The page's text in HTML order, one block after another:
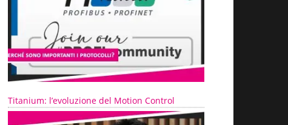
Titanium: l’evoluzione del Motion Control